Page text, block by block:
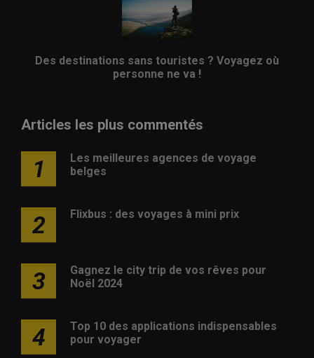
Des destinations sans touristes ? Voyagez où
personne ne va !
Articles les plus commentés
1
Les meilleures agences de voyage
belges
2 Flixbus : des voyages à mini prix
3
Gagnez le city trip de vos rêves pour
Noël 2024
4
Top 10 des applications indispensables
pour voyager